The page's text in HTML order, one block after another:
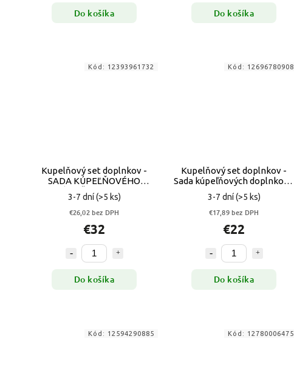
Do košíka Do košíka
Kupelňový set doplnkov -
SADA KÚPEĽŇOVÉHO
PRÍSLUŠENSTVA 6 ks
Limetkové
3-7 dní(>5 ks)
€26,02 bez DPH
€32
Do košíka
Kód: 12393961732
Kupelňový set doplnkov -
Sada kúpeľňových doplnkov -
bambus
3-7 dní(>5 ks)
€17,89 bez DPH
€22
Do košíka
Kód: 12696780908
Kód: 12594290885 Kód: 12780006475